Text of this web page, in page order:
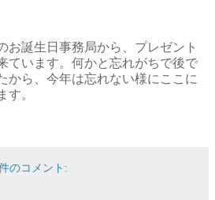
お誕生日事務局から、プレゼント
ています。何かと忘れがちで後で
から、今年は忘れない様にここに
す。
のコメント: